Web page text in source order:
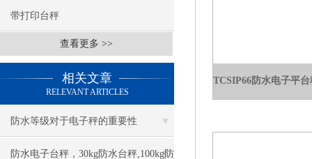
带打印台秤
查看更多 >>
相关文章
RELEVANT ARTICLES
防水等级对于电子秤的重要性
防水电子台秤，30kg防水台秤,100kg防